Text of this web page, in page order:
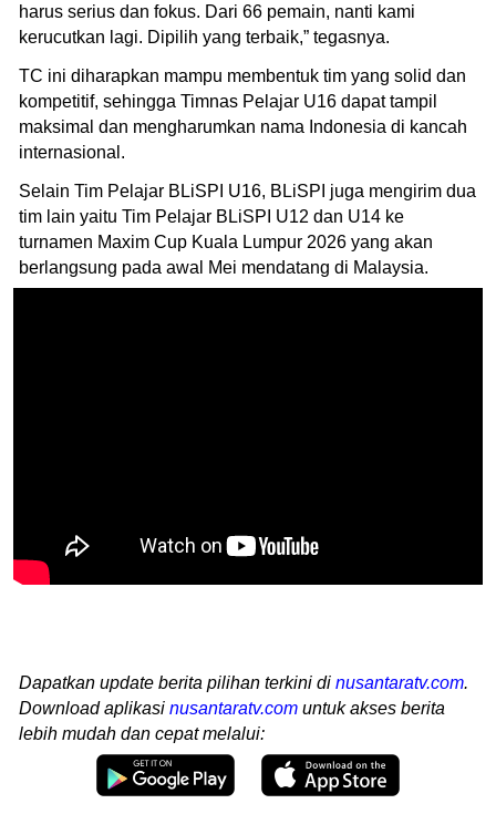
harus serius dan fokus. Dari 66 pemain, nanti kami
kerucutkan lagi. Dipilih yang terbaik,” tegasnya.
TC ini diharapkan mampu membentuk tim yang solid dan
kompetitif, sehingga Timnas Pelajar U16 dapat tampil
maksimal dan mengharumkan nama Indonesia di kancah
internasional.
Selain Tim Pelajar BLiSPI U16, BLiSPI juga mengirim dua
tim lain yaitu Tim Pelajar BLiSPI U12 dan U14 ke
turnamen Maxim Cup Kuala Lumpur 2026 yang akan
berlangsung pada awal Mei mendatang di Malaysia.
Dapatkan update berita pilihan terkini di nusantaratv.com.
Download aplikasi nusantaratv.com untuk akses berita
lebih mudah dan cepat melalui: